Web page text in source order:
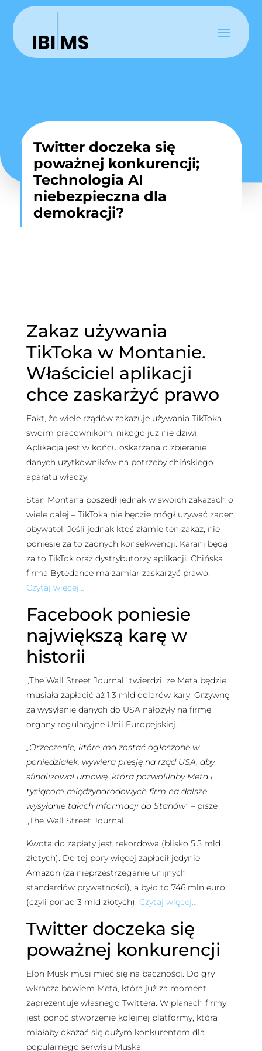
Twitter doczeka się
poważnej konkurencji;
Technologia AI
niebezpieczna dla
demokracji?
Zakaz używania
TikToka w Montanie.
Właściciel aplikacji
chce zaskarżyć prawo
Fakt, że wiele rządów zakazuje używania TikToka
swoim pracownikom, nikogo już nie dziwi.
Aplikacja jest w końcu oskarżana o zbieranie
danych użytkowników na potrzeby chińskiego
aparatu władzy.
Stan Montana poszedł jednak w swoich zakazach o
wiele dalej – TikToka nie będzie mógł używać żaden
obywatel. Jeśli jednak ktoś złamie ten zakaz, nie
poniesie za to żadnych konsekwencji. Karani będą
za to TikTok oraz dystrybutorzy aplikacji. Chińska
firma Bytedance ma zamiar zaskarżyć prawo.
Czytaj więcej…
Facebook poniesie
największą karę w
historii
„The Wall Street Journal” twierdzi, że Meta będzie
musiała zapłacić aż 1,3 mld dolarów kary. Grzywnę
za wysyłanie danych do USA nałożyły na firmę
organy regulacyjne Unii Europejskiej.
„Orzeczenie, które ma zostać ogłoszone w
poniedziałek, wywiera presję na rząd USA, aby
sfinalizował umowę, która pozwoliłaby Meta i
tysiącom międzynarodowych firm na dalsze
wysyłanie takich informacji do Stanów”– pisze
„The Wall Street Journal”.
Kwota do zapłaty jest rekordowa (blisko 5,5 mld
złotych). Do tej pory więcej zapłacił jedynie
Amazon (za nieprzestrzeganie unijnych
standardów prywatności), a było to 746 mln euro
(czyli ponad 3 mld złotych). Czytaj więcej…
Twitter doczeka się
poważnej konkurencji
Elon Musk musi mieć się na baczności. Do gry
wkracza bowiem Meta, która już za moment
zaprezentuje własnego Twittera. W planach firmy
jest ponoć stworzenie kolejnej platformy, która
miałaby okazać się dużym konkurentem dla
popularnego serwisu Muska.